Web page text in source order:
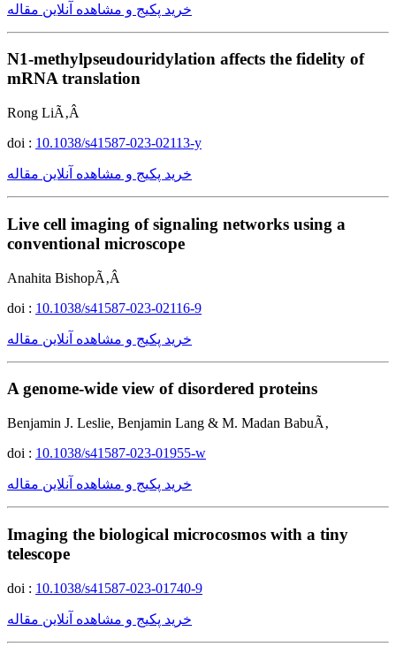
خرید پکیج و مشاهده آنلاین مقاله
N1-methylpseudouridylation affects the fidelity of
mRNA translation
Rong LiÃ‚Â
doi : 10.1038/s41587-023-02113-y
خرید پکیج و مشاهده آنلاین مقاله
Live cell imaging of signaling networks using a
conventional microscope
Anahita BishopÃ‚Â
doi : 10.1038/s41587-023-02116-9
خرید پکیج و مشاهده آنلاین مقاله
A genome-wide view of disordered proteins
Benjamin J. Leslie, Benjamin Lang & M. Madan BabuÃ‚
doi : 10.1038/s41587-023-01955-w
خرید پکیج و مشاهده آنلاین مقاله
Imaging the biological microcosmos with a tiny
telescope
doi : 10.1038/s41587-023-01740-9
خرید پکیج و مشاهده آنلاین مقاله